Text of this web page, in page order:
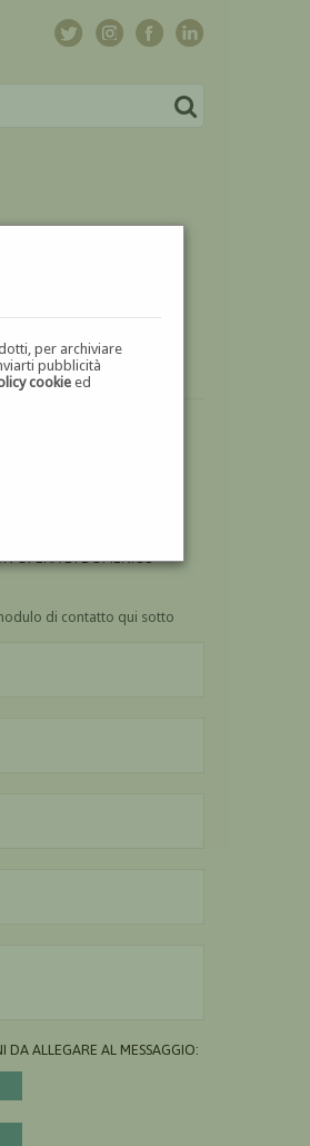
per archiviare
pubblicità
cookie ed
DI DOMENICO
di contatto qui sotto
DA ALLEGARE AL MESSAGGIO: